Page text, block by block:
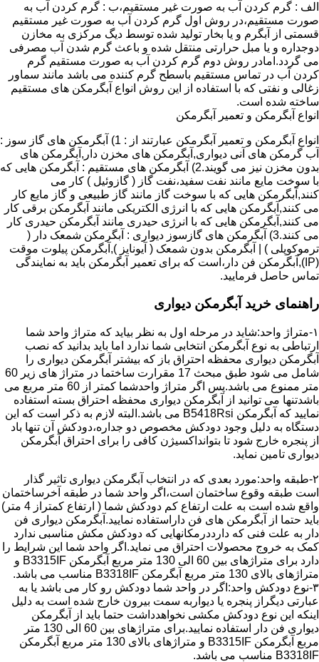
الف : گرم کردن آب به صورت غیر مستقیم،ب : گرم کردن آب به
صورت مستقیم،در روش اول گرم کردن آب به صورت غیر مستقیم
قسمتی از آبگرم و یا بخار تولید شده توسط دیگ مرکزی به مخازن
دوجداره و یا مبل حرارتی منتقل شده و باعث گرم شدن آب مصرفی
می گردد.امادر روش دوم گرم کردن آب به صورت مستقیم گرم
کردن آب در تماس مستقیم باسطح گرم کننده می باشد مانند سماور
زغالی و نفتی که با استفاده از این روش انواع آبگرمکن های مستقیم
ساخته شده است.
انواع آبگرمکن و تعمیر آبگرمکن
انواع آبگرمکن و تعمیر آبگرمکن عبارتند از : 1) آبگرمکن های گاز سوز :
آب گرمکن های آنی دیواری,آبگرمکن های مخزن دار,آبگرمکن های
بدون مخزن نیز می گویند.2) آبگرمکن های مستقیم : آبگرمکن هایی که
با سوخت مایع مانند نفت سفید،نفت گاز ( گازوئیل ) کار می
کنند,آبگرمکن هایی که با سوخت گاز مانند گاز طبیعی و گاز مایع کار
می کنند,آبگرمکن هایی که با انرژی الکتریکی مانند آبگرمکن برقی کار
می کنند,آبگرمکن هایی که با انرژی حیدری مانند آبگرمکن حیدری کار
می کنند.3) آبگرمکن های گازسوز دیواری : آبگرمکن شمعک دار (
ترموکوپلی ) | آبگرمکن بدون شمعک ( آیونایز ),آبگرمکن پیلوت موقت
(IP),آبگرمکن فن دار،است که برای تعمیر آبگرمکن باید به نمایندگی
تماس حاصل فرمایید.
راهنمای خرید آبگرمکن دیواری
۱-متراژ واحد:شاید در مرحله اول به نظر بیاید که متراژ واحد شما
ارتباطی به نوع آبگرمکن انتخابی شما ندارد اما باید بدانید که نصب
آبگرمکن دیواری محفظه احتراق باز که بیشتر آبگرمکن دیواری را
شامل می شود طبق مبحث 17 مقرارت ساختما در متراژ های زیر 60
متر ممنوع می باشد.پس اگر متراژ واحدشما کمتر از 60 متر مربع می
باشدتنها می توانید از آبگرمکن دیواری محفظه احتراق بسته استفاده
نمایید که آبگرمکن B5418Rsi می باشد.البته لازم به ذکر است که این
دستگاه به دلیل وجود دودکش مخصوص دو جداره،دودکش آن تنها باد
از پنجره خارج شود تا بتوانداکسیژن کافی را برای احتراق آبگرمکن
دیواری تامین نماید.
۲-طبقه واحد:مورد بعدی که در انتخاب آبگرمکن دیواری تاثیر گذار
است طبقه وقوع ساختمان است،اگر واحد شما در طبقه آخرساختمان
واقع شده است به علت ارتفاع کم دودکش شما ( ارتفاع کمتراز 4 متر)
باید حتما از آبگرمکن های فن داراستفاده نمایید.آبگرمکن دیواری فن
دار به علت فنی که دارددرمکانهایی که دودکش مکش مناسبی ندارد
کمک به خروج محصولات احتراق می نماید.اگر واحد شما این شرایط را
دارد برای متراژهای بین 60 الی 130 متر مربع آبگرمکن B3315IF و
متراژهای بالای 130 متر مربع آبگرمکن B3318IF مناسب می باشد.
۳-نوع دودکش واحد:اگر در واحد شما دودکش رو کار می باشد یا به
عبارتی دیگراز پنجره یا دیواربه سمت بیرون خارج شده است به دلیل
اینکه این نوع دودکش مکشی نخواهدداشت حتما باید از آبگرمکن
دیواری فن دار استفاده نمایید.برای متراژهای بین 60 الی 130 متر
مربع آبگرمکن B3315IF و متراژهای بالای 130 متر مربع آبگرمکن
B3318IF مناسب می باشد.